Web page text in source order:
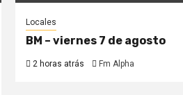
Locales
BM – viernes 7 de agosto
2 horas atrás Fm Alpha